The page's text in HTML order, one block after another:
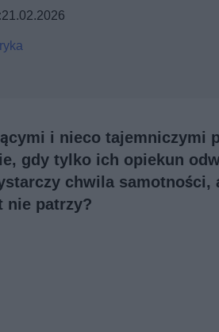
21.02.2026
i nieco tajemniczymi
gdy tylko ich opiekun
chwila samotności,
nie patrzy?